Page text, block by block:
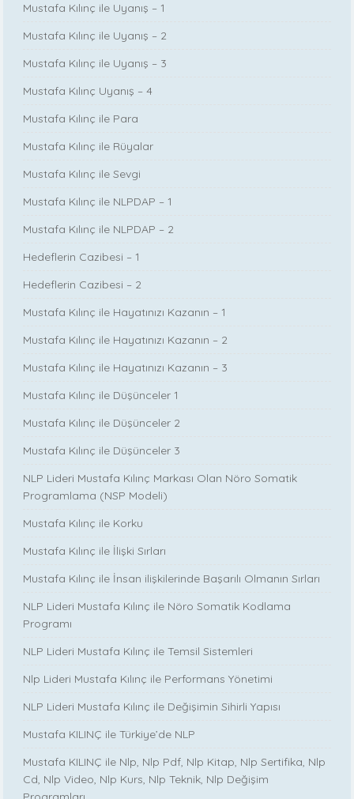
Mustafa Kılınç ile Uyanış – 1
Mustafa Kılınç ile Uyanış – 2
Mustafa Kılınç ile Uyanış – 3
Mustafa Kılınç Uyanış – 4
Mustafa Kılınç ile Para
Mustafa Kılınç ile Rüyalar
Mustafa Kılınç ile Sevgi
Mustafa Kılınç ile NLPDAP – 1
Mustafa Kılınç ile NLPDAP – 2
Hedeflerin Cazibesi – 1
Hedeflerin Cazibesi – 2
Mustafa Kılınç ile Hayatınızı Kazanın – 1
Mustafa Kılınç ile Hayatınızı Kazanın – 2
Mustafa Kılınç ile Hayatınızı Kazanın – 3
Mustafa Kılınç ile Düşünceler 1
Mustafa Kılınç ile Düşünceler 2
Mustafa Kılınç ile Düşünceler 3
NLP Lideri Mustafa Kılınç Markası Olan Nöro Somatik
Programlama (NSP Modeli)
Mustafa Kılınç ile Korku
Mustafa Kılınç ile İlişki Sırları
Mustafa Kılınç ile İnsan ilişkilerinde Başarılı Olmanın Sırları
NLP Lideri Mustafa Kılınç ile Nöro Somatik Kodlama
Programı
NLP Lideri Mustafa Kılınç ile Temsil Sistemleri
Nlp Lideri Mustafa Kılınç ile Performans Yönetimi
NLP Lideri Mustafa Kılınç ile Değişimin Sihirli Yapısı
Mustafa KILINÇ ile Türkiye’de NLP
Mustafa KILINÇ ile Nlp, Nlp Pdf, Nlp Kitap, Nlp Sertifika, Nlp
Cd, Nlp Video, Nlp Kurs, Nlp Teknik, Nlp Değişim